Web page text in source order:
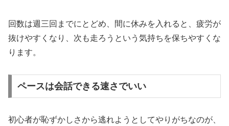
回数は週三回までにとどめ、間に休みを入れると、疲労が
抜けやすくなり、次も走ろうという気持ちを保ちやすくな
ります。
ペースは会話できる速さでいい
初心者が恥ずかしさから逃れようとしてやりがちなのが、